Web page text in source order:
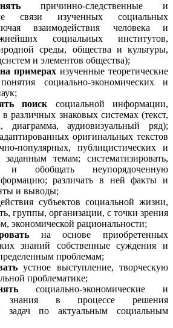
причинно-следственные и
связи изученных социальных
взаимодействия человека и
социальных институтов,
среды, общества и культуры,
и элементов общества);
примерахизученные теоретические
социально-экономических и
поиск социальной информации,
различных знаковых системах (текст,
диаграмма, аудиовизуальный ряд);
оригинальных текстов
популярных, публицистических и
темам; систематизировать,
и обобщать неупорядоченную
различать в ней факты и
и выводы;
субъектов социальной жизни,
группы, организации, с точки зрения
экономической рациональности;
на основе приобретенных
знаний собственные суждения и
проблемам;
устное выступление, творческую
проблематике;
социально-экономические и
знания в процессе решения
задач по актуальным социальным